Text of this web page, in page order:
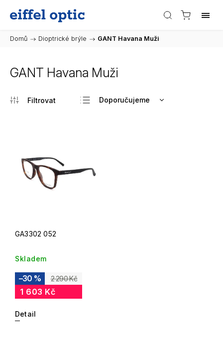
Domů / Dioptrické brýle / GANT Havana Muži
GANT Havana Muži
Doporučujeme
GA3302 052
Skladem
2 290 Kč
–30 %
1 603 Kč
Detail